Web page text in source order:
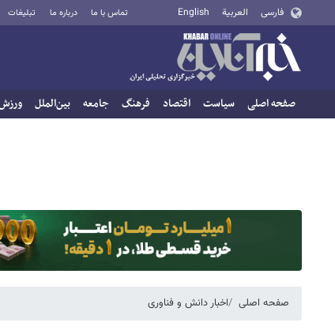
فارسی العربية English تماس با ما درباره ما تبلیغات
صفحه اصلی سیاست اقتصاد فرهنگ جامعه بین‌الملل
صفحه اصلی اخبار دانش و فناوری